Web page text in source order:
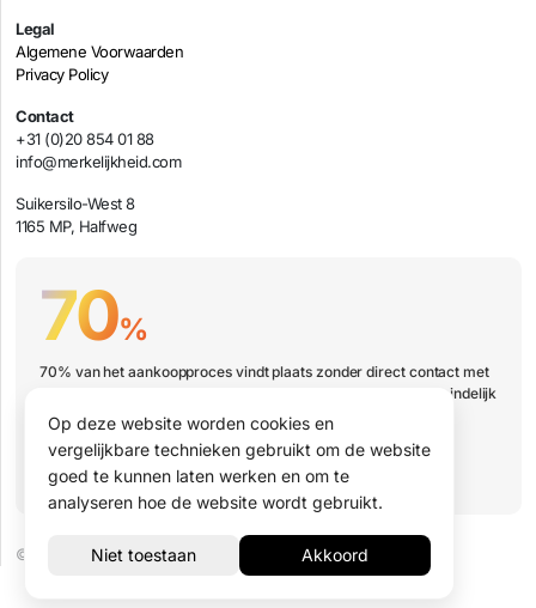
Legal
Algemene Voorwaarden
Privacy Policy
Contact
+31 (0)20 854 01 88
info@merkelijkheid.com
Suikersilo-West 8
1165 MP, Halfweg
70%
70% van het aankoopproces vindt plaats zonder direct contact met
jouw organisatie. Hoe zorg je er dan voor dat jouw bedrijf uiteindelijk
wel op de shortlist staat?
Boek een presentatie
© 2026 Merkelijkheid B.V.
Op deze website worden cookies en
vergelijkbare technieken gebruikt om de website
goed te kunnen laten werken en om te
analyseren hoe de website wordt gebruikt.